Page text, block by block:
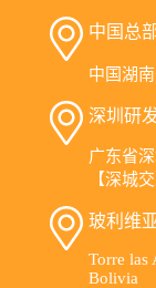
中国总
中国湖
深圳研
广东省
【深城
玻利维
Torre las
Bolivia